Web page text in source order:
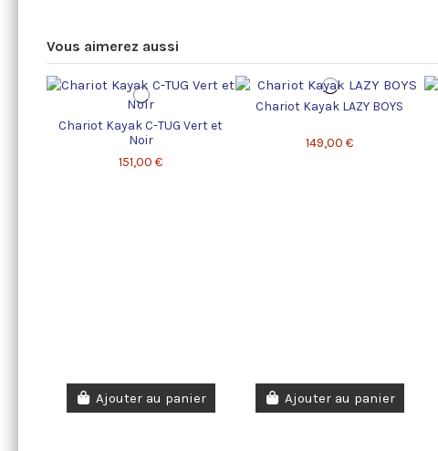
Vous aimerez aussi
Chariot Kayak C-TUG Vert et
Noir
151,00 €
Ajouter au panier
Chariot Kayak LAZY BOYS
149,00 €
Ajouter au panier